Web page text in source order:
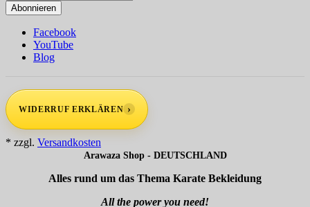
Abonnieren
Facebook
YouTube
Blog
WIDERRUF ERKLÄREN ›
* zzgl. Versandkosten
Arawaza Shop - DEUTSCHLAND
Alles rund um das Thema Karate Bekleidung
All the power you need!